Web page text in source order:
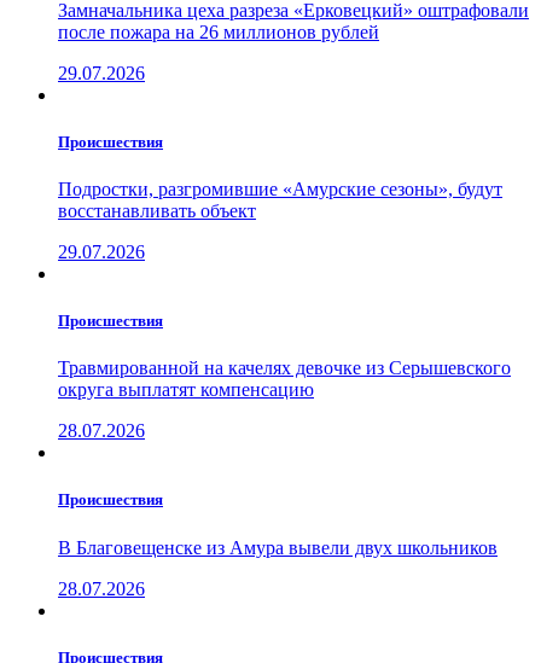
Замначальника цеха разреза «Ерковецкий» оштрафовали
после пожара на 26 миллионов рублей
29.07.2026
Проиcшествия
Подростки, разгромившие «Амурские сезоны», будут
восстанавливать объект
29.07.2026
Проиcшествия
Травмированной на качелях девочке из Серышевского
округа выплатят компенсацию
28.07.2026
Проиcшествия
В Благовещенске из Амура вывели двух школьников
28.07.2026
Проиcшествия